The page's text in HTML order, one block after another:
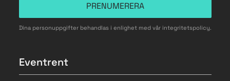
PRENUMERERA
Dina personuppgifter behandlas i enlighet med vår integritetspolicy.
Eventrent